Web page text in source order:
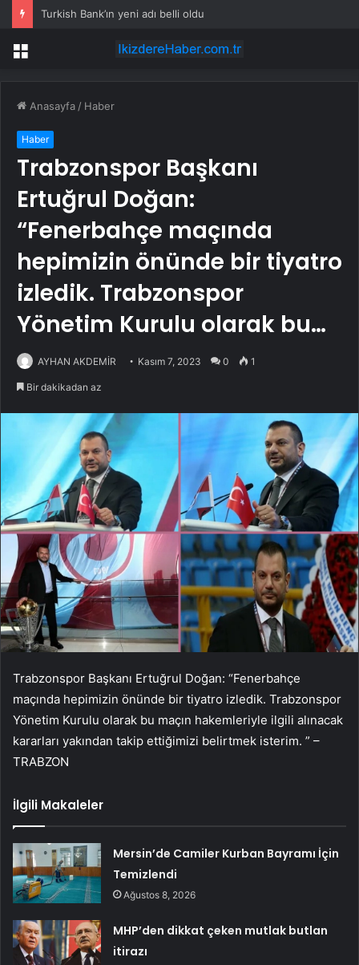
Turkish Bank’ın yeni adı belli oldu
Menü
Anasayfa / Haber
Haber
Trabzonspor Başkanı
Ertuğrul Doğan:
“Fenerbahçe maçında
hepimizin önünde bir tiyatro
izledik. Trabzonspor
Yönetim Kurulu olarak bu…
AYHAN AKDEMİR Kasım 7, 2023 0 1
Bir dakikadan az
Trabzonspor Başkanı Ertuğrul Doğan: “Fenerbahçe
maçında hepimizin önünde bir tiyatro izledik. Trabzonspor
Yönetim Kurulu olarak bu maçın hakemleriyle ilgili alınacak
kararları yakından takip ettiğimizi belirtmek isterim. ” –
TRABZON
İlgili Makaleler
Mersin’de Camiler Kurban Bayramı İçin
Temizlendi
Ağustos 8, 2026
MHP’den dikkat çeken mutlak butlan
itirazı